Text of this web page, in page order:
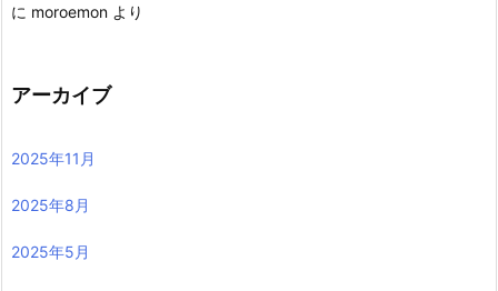
に moroemon より
アーカイブ
2025年11月
2025年8月
2025年5月